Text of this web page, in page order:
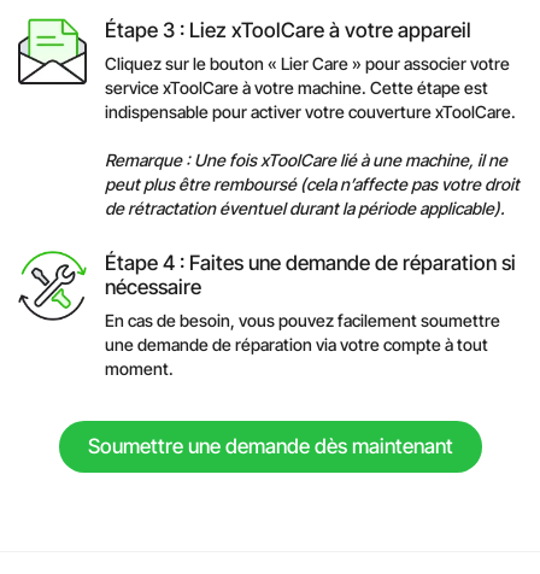
Étape 3 : Liez xToolCare à votre appareil
Cliquez sur le bouton « Lier Care » pour associer votre
service xToolCare à votre machine. Cette étape est
indispensable pour activer votre couverture xToolCare.
Remarque : Une fois xToolCare lié à une machine, il ne
peut plus être remboursé (cela n’affecte pas votre droit
de rétractation éventuel durant la période applicable).
Étape 4 : Faites une demande de réparation si
nécessaire
En cas de besoin, vous pouvez facilement soumettre
une demande de réparation via votre compte à tout
moment.
Soumettre une demande dès maintenant